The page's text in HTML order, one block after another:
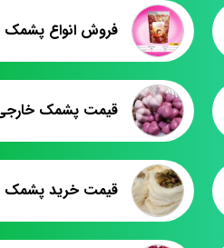
فروش انواع
قیمت پشمک
قیمت خرید پشمک